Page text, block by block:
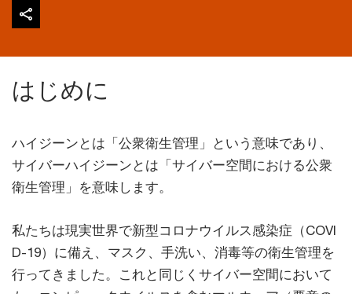
はじめに
ハイジーンとは「公衆衛生管理」という意味であり、
サイバーハイジーンとは「サイバー空間における公衆
衛生管理」を意味します。
私たちは現実世界で新型コロナウイルス感染症（COVI
D-19）に備え、マスク、手洗い、消毒等の衛生管理を
行ってきました。これと同じくサイバー空間において